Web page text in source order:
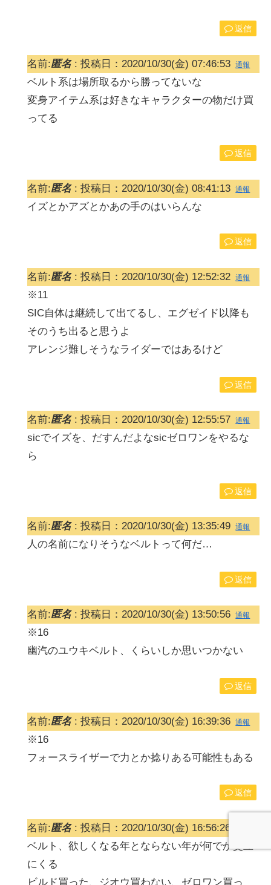
返信
名前:匿名: 投稿日：2020/10/30(金) 07:46:53 通報
ベルト系は場所取るから勝ってないな
変身アイテム系は好きなキャラクターの物だけ買
ってる
返信
名前:匿名: 投稿日：2020/10/30(金) 08:41:13 通報
イズとかアズとかあの手のはいらんな
返信
名前:匿名: 投稿日：2020/10/30(金) 12:52:32 通報
※11
SIC自体は継続して出てるし、エグゼイド以降も
そのうち出ると思うよ
アレンジ難しそうなライダーではあるけど
返信
名前:匿名: 投稿日：2020/10/30(金) 12:55:57 通報
sicでイズを、だすんだよなsicゼロワンをやるな
ら
返信
名前:匿名: 投稿日：2020/10/30(金) 13:35:49 通報
人の名前になりそうなベルトって何だ…
返信
名前:匿名: 投稿日：2020/10/30(金) 13:50:56 通報
※16
幽汽のユウキベルト、くらいしか思いつかない
返信
名前:匿名: 投稿日：2020/10/30(金) 16:39:36 通報
※16
フォースライザーで力とか捻りある可能性もある
返信
名前:匿名: 投稿日：2020/10/30(金) 16:56:26
ベルト、欲しくなる年とならない年が何でか交互
にくる
ビルド買った、ジオウ買わない、ゼロワン買っ